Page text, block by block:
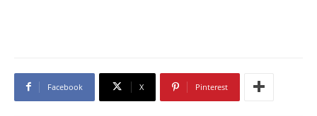
Facebook X Pinterest